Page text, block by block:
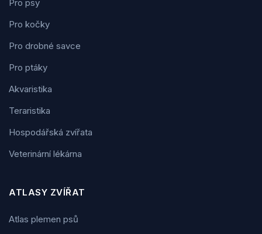
Pro psy
Pro kočky
Pro drobné savce
Pro ptáky
Akvaristika
Teraristika
Hospodářská zvířata
Veterinární lékárna
ATLASY ZVÍŘAT
Atlas plemen psů